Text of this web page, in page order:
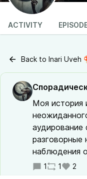
ACTIVITY
Back to Inari Uveh
Моя история
аудирование
разговорные
наблюдения
1 1 2